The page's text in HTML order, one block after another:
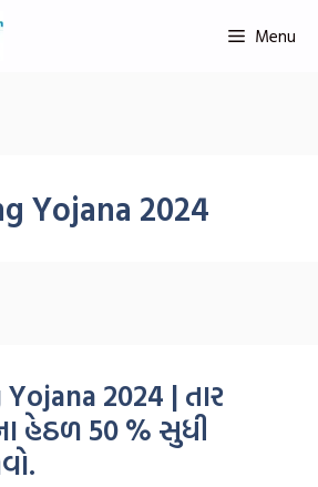
Menu
Yojana 2024
2024 | તાર
હેઠળ 50 % સુધી